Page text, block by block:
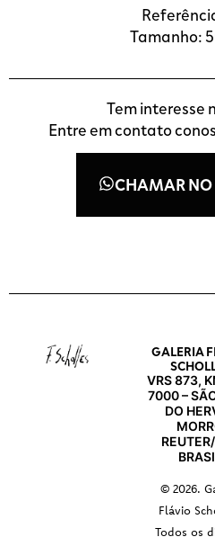
Tamanho:
Tem interesse
Entre em contato
CHAMAR
GALERIA
VRS 873,
7000 –
DO
© 2026.
Flávio
Todos os